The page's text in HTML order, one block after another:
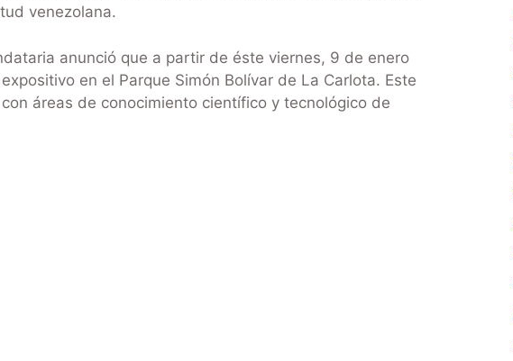
venezolana.
anunció que a partir de éste viernes, 9 de enero
en el Parque Simón Bolívar de La Carlota. Este
áreas de conocimiento científico y tecnológico de